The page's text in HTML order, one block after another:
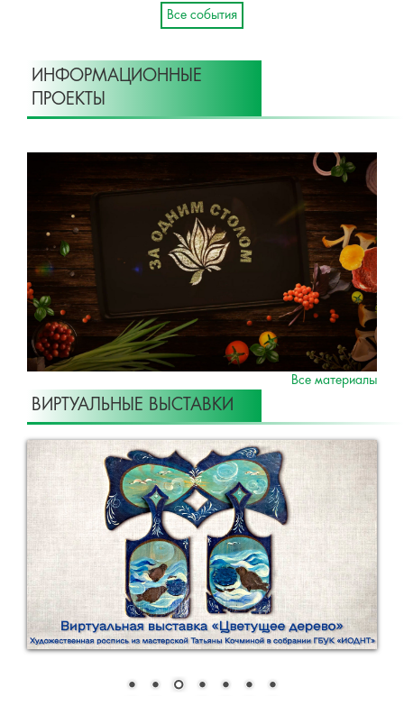
Все события
ИНФОРМАЦИОННЫЕ
ПРОЕКТЫ
Все материалы
ВИРТУАЛЬНЫЕ ВЫСТАВКИ